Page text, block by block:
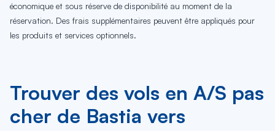
économique et sous réserve de disponibilité au moment de la
réservation. Des frais supplémentaires peuvent être appliqués pour
les produits et services optionnels.
Trouver des vols en A/S pas
cher de Bastia vers